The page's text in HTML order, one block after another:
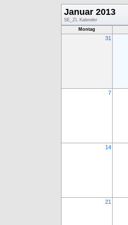
Januar 2013
SE_ZL Kalender
Montag
31
7
14
21